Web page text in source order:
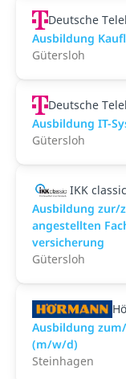
Deutsche
Ausbildung
Gütersloh
Deutsche
Ausbildung IT-
Gütersloh
IKK classic
Aus­bild­ung zur/
angestellten­
versicher­ung
Gütersloh
Ausbildung
(m/w/d)
Steinhagen